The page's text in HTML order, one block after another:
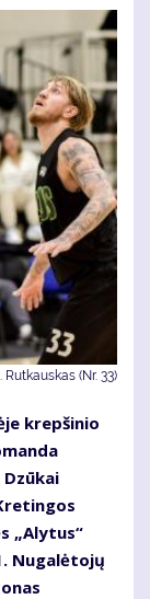
(Nr. 33)
krepšinio
„Alytus“
Nugalėtojų